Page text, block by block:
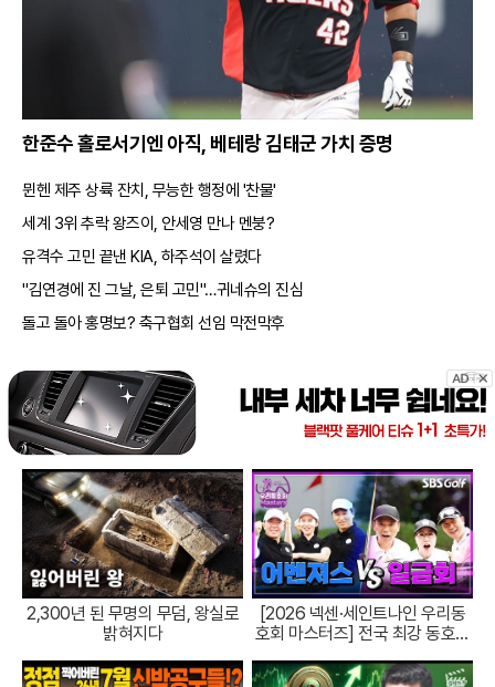
한준수 홀로서기엔 아직, 베테랑 김태군 가치 증명
뮌헨 제주 상륙 잔치, 무능한 행정에 '찬물'
세계 3위 추락 왕즈이, 안세영 만나 멘붕?
유격수 고민 끝낸 KIA, 하주석이 살렸다
"김연경에 진 그날, 은퇴 고민"…귀네슈의 진심
돌고 돌아 홍명보? 축구협회 선임 막전막후
2,300년 된 무명의 무덤, 왕실로
밝혀지다
[2026 넥센·세인트나인 우리동
호회 마스터즈] 전국 최강 동호회
움 어벤져스 vs 일금회 | 16강 1경